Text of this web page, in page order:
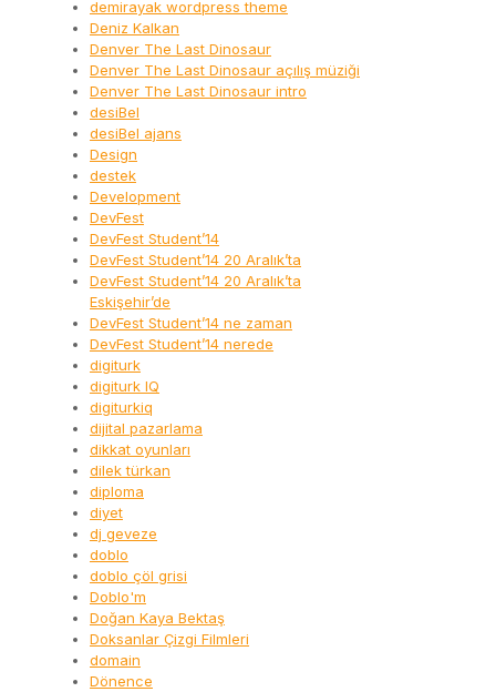
demirayak wordpress theme
Deniz Kalkan
Denver The Last Dinosaur
Denver The Last Dinosaur açılış müziği
Denver The Last Dinosaur intro
desiBel
desiBel ajans
Design
destek
Development
DevFest
DevFest Student’14
DevFest Student’14 20 Aralık’ta
DevFest Student’14 20 Aralık’ta
Eskişehir’de
DevFest Student’14 ne zaman
DevFest Student’14 nerede
digiturk
digiturk IQ
digiturkiq
dijital pazarlama
dikkat oyunları
dilek türkan
diploma
diyet
dj geveze
doblo
doblo çöl grisi
Doblo'm
Doğan Kaya Bektaş
Doksanlar Çizgi Filmleri
domain
Dönence